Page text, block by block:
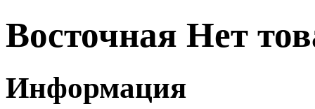
Восточная Нет
Информация